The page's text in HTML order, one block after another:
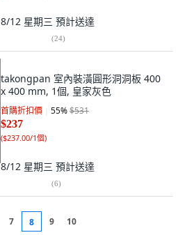
8/12 星期三 預計送達
(24)
takongpan 室內裝潢圓形洞洞板 400
x 400 mm, 1個, 皇家灰色
首購折扣價 55%$531
$237
($237.00/1個)
8/12 星期三 預計送達
(6)
7 8 9 10